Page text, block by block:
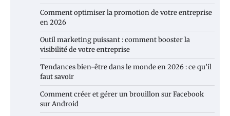
Comment optimiser la promotion de votre entreprise
en 2026
Outil marketing puissant : comment booster la
visibilité de votre entreprise
Tendances bien-être dans le monde en 2026 : ce qu’il
faut savoir
Comment créer et gérer un brouillon sur Facebook
sur Android